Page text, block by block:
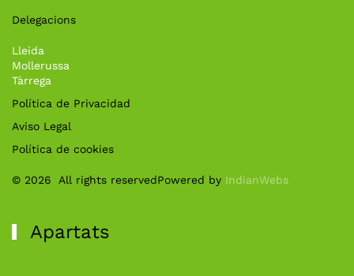
Delegacions
Lleida
Mollerussa
Tàrrega
Política de Privacidad
Aviso Legal
Política de cookies
© 2026 All rights reservedPowered by IndianWebs
Apartats